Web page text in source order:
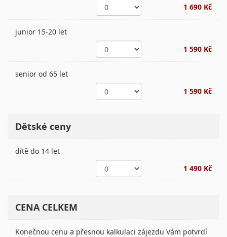
1 690 Kč
junior 15-20 let
1 590 Kč
senior od 65 let
1 590 Kč
Dětské ceny
dítě do 14 let
1 490 Kč
CENA CELKEM
Konečnou cenu a přesnou kalkulaci zájezdu Vám potvrdí